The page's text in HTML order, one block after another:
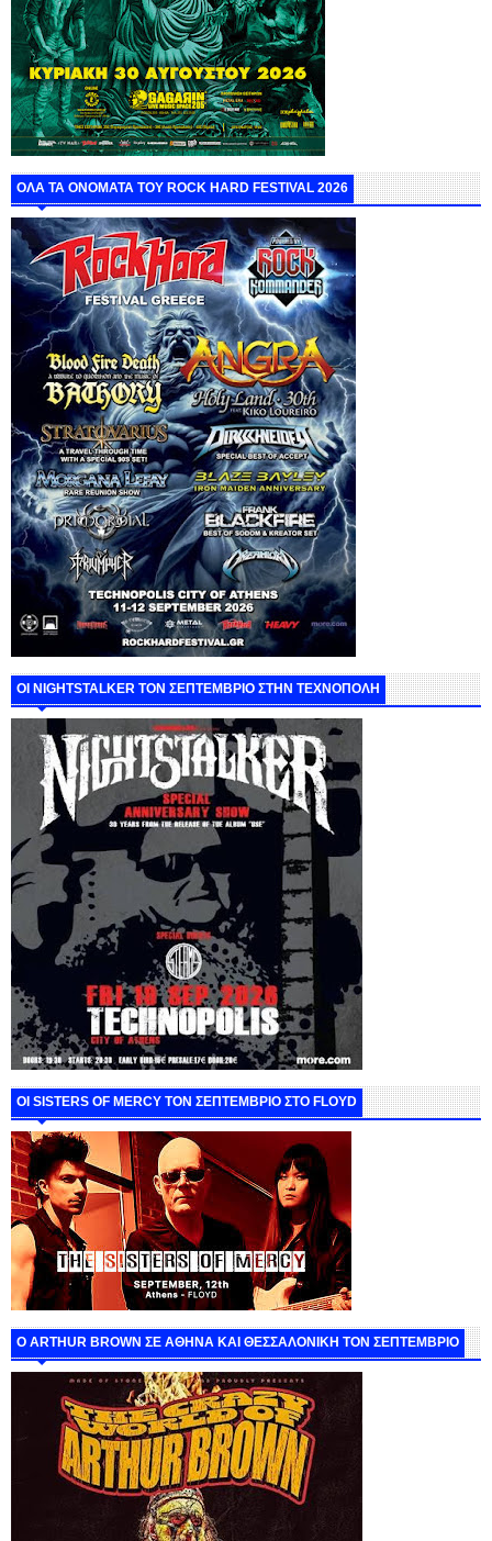
ΟΛΑ ΤΑ ΟΝΟΜΑΤΑ ΤΟΥ ROCK HARD FESTIVAL 2026
ΟΙ NIGHTSTALKER ΤΟΝ ΣΕΠΤΕΜΒΡΙΟ ΣΤΗΝ ΤΕΧΝΟΠΟΛΗ
ΟΙ SISTERS OF MERCY ΤΟΝ ΣΕΠΤΕΜΒΡΙΟ ΣΤΟ FLOYD
O ARTHUR BROWN ΣΕ ΑΘΗΝΑ ΚΑΙ ΘΕΣΣΑΛΟΝΙΚΗ ΤΟΝ ΣΕΠΤΕΜΒΡΙΟ